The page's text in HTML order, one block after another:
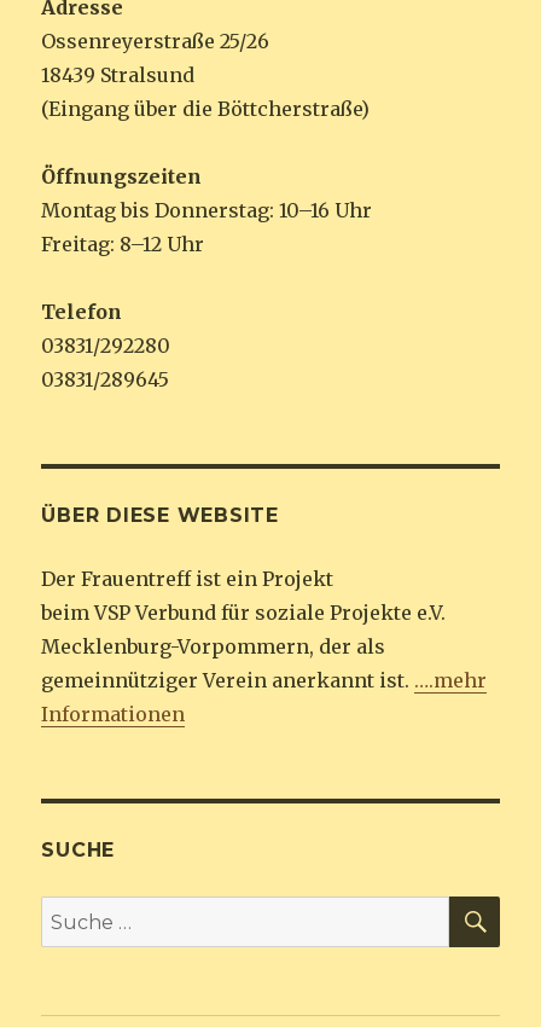
Adresse
Ossenreyerstraße 25/26
18439 Stralsund
(Eingang über die Böttcherstraße)
Öffnungszeiten
Montag bis Donnerstag: 10–16 Uhr
Freitag: 8–12 Uhr
Telefon
03831/292280
03831/289645
ÜBER DIESE WEBSITE
Der Frauentreff ist ein Projekt
beim VSP Verbund für soziale Projekte e.V.
Mecklenburg-Vorpommern, der als
gemeinnütziger Verein anerkannt ist. ….mehr
Informationen
SUCHE
Suche
nach: